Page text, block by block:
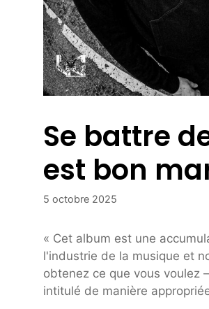
Se battre
est bon
5 octobre 2025
« Cet album est une
l'industrie de la musique et
obtenez ce que vous voulez
intitulé de manière